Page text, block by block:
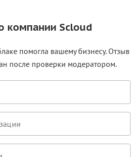
компании Scloud
помогла вашему бизнесу. Отзыв
после проверки модератором.